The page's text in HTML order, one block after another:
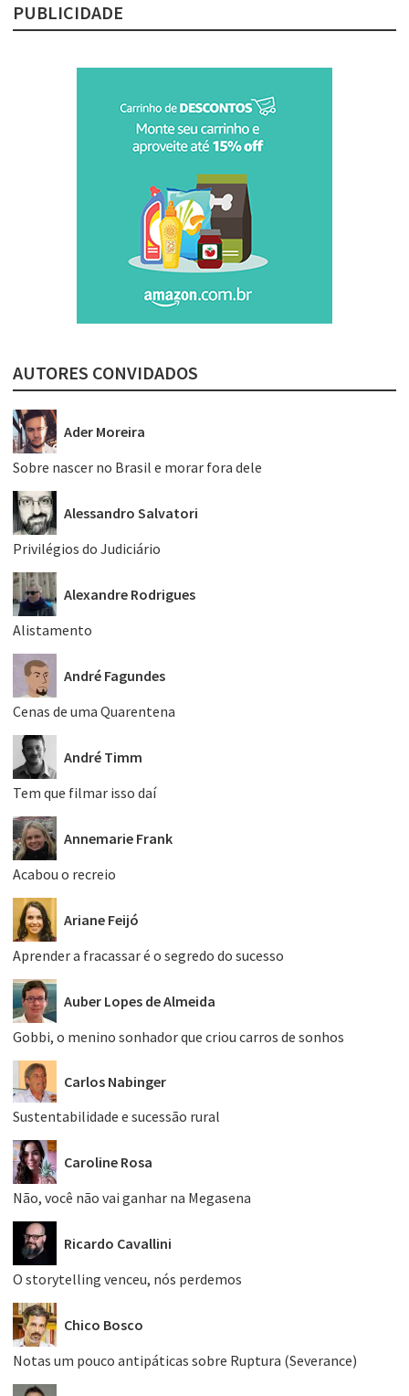
PUBLICIDADE
AUTORES CONVIDADOS
Ader Moreira
Sobre nascer no Brasil e morar fora dele
Alessandro Salvatori
Privilégios do Judiciário
Alexandre Rodrigues
Alistamento
André Fagundes
Cenas de uma Quarentena
André Timm
Tem que filmar isso daí
Annemarie Frank
Acabou o recreio
Ariane Feijó
Aprender a fracassar é o segredo do sucesso
Auber Lopes de Almeida
Gobbi, o menino sonhador que criou carros de sonhos
Carlos Nabinger
Sustentabilidade e sucessão rural
Caroline Rosa
Não, você não vai ganhar na Megasena
Ricardo Cavallini
O storytelling venceu, nós perdemos
Chico Bosco
Notas um pouco antipáticas sobre Ruptura (Severance)